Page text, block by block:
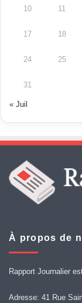
10 11
17 18
24 25
31
« Juil
À propos de
Rapport Journalier
Adresse: 41 Rue